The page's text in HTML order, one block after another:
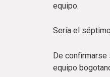
equipo.
Sería el
De confirmarse
equipo